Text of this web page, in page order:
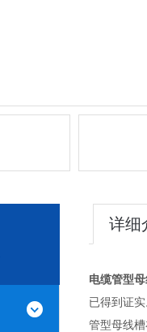
详细
电缆管型
已得到证
管型母线